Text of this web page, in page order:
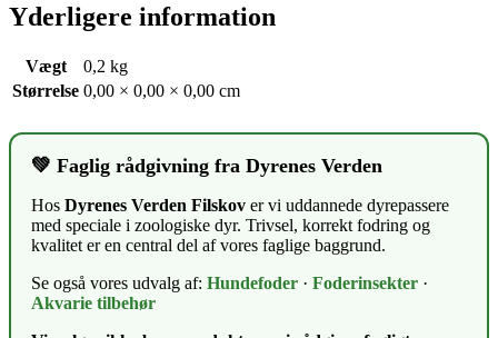
Yderligere information
Vægt
0,2 kg
Størrelse 0,00 × 0,00 × 0,00 cm
💚 Faglig rådgivning fra Dyrenes Verden
Hos Dyrenes Verden Filskov er vi uddannede dyrepassere
med speciale i zoologiske dyr. Trivsel, korrekt fodring og
kvalitet er en central del af vores faglige baggrund.
Se også vores udvalg af: Hundefoder · Foderinsekter ·
Akvarie tilbehør